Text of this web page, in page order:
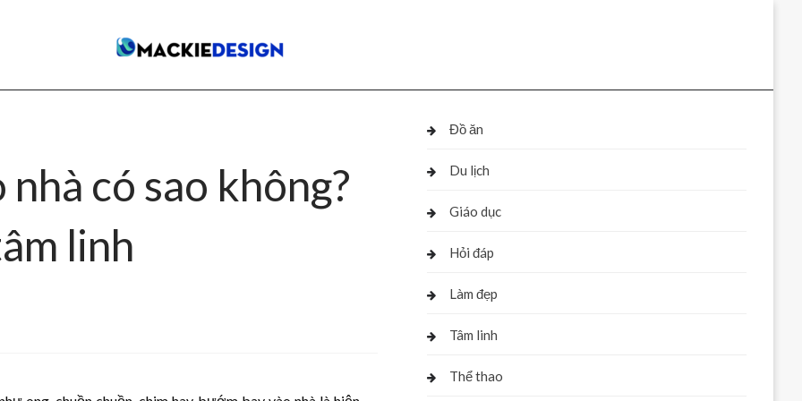
có sao không?
linh
Đồ ăn
Du lịch
Giáo dục
Hỏi đáp
Làm đẹp
Tâm linh
Thể thao